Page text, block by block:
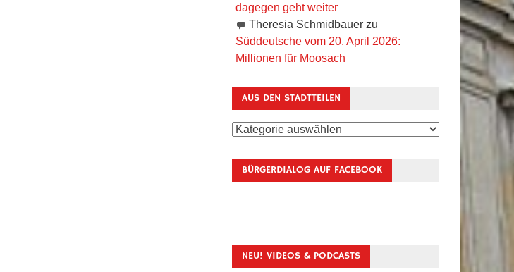
dagegen geht weiter
Theresia Schmidbauerzu
Süddeutsche vom 20. April 2026:
Millionen für Moosach
AUS DEN STADTTEILEN
Aus
Stadtteilen
BÜRGERDIALOG AUF FACEBOOK
NEU! VIDEOS & PODCASTS